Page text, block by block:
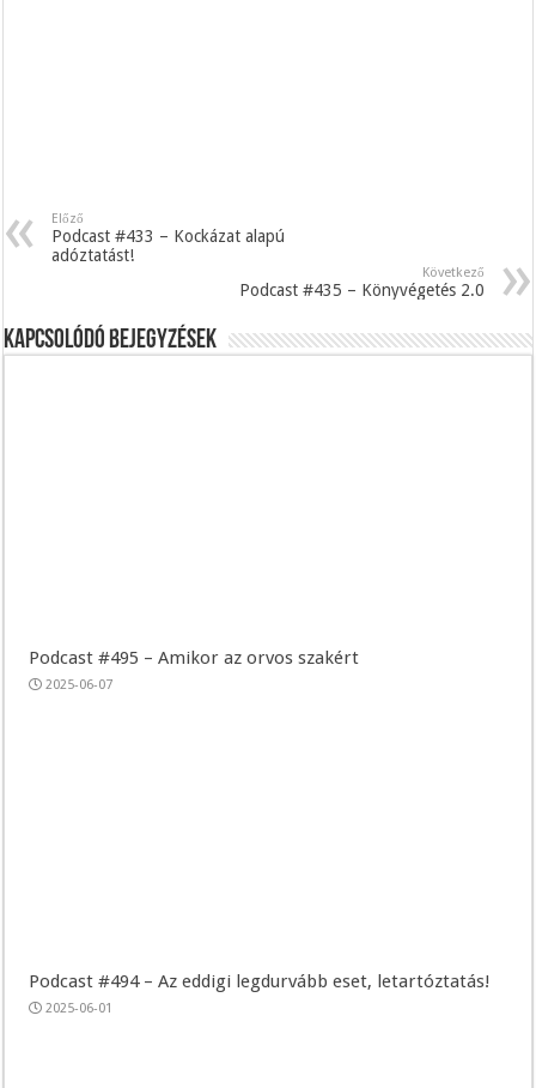
Előző
Podcast #433 – Kockázat alapú
adóztatást!
Következő
Podcast #435 – Könyvégetés 2.0
Kapcsolódó bejegyzések
Podcast #495 – Amikor az orvos szakért
2025-06-07
Podcast #494 – Az eddigi legdurvább eset, letartóztatás!
2025-06-01